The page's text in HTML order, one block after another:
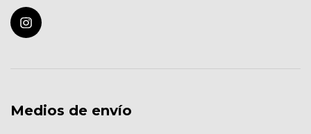
Medios de envío